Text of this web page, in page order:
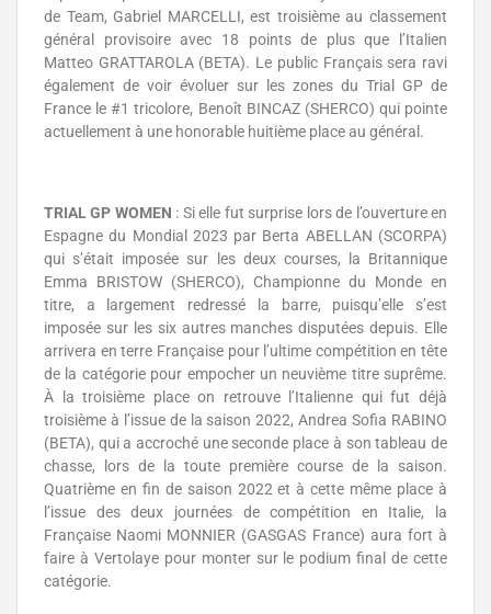
de Team, Gabriel MARCELLI, est troisième au classement
général provisoire avec 18 points de plus que l’Italien
Matteo GRATTAROLA (BETA). Le public Français sera ravi
également de voir évoluer sur les zones du Trial GP de
France le #1 tricolore, Benoît BINCAZ (SHERCO) qui pointe
actuellement à une honorable huitième place au général.
TRIAL GP WOMEN : Si elle fut surprise lors de l’ouverture en
Espagne du Mondial 2023 par Berta ABELLAN (SCORPA)
qui s’était imposée sur les deux courses, la Britannique
Emma BRISTOW (SHERCO), Championne du Monde en
titre, a largement redressé la barre, puisqu’elle s’est
imposée sur les six autres manches disputées depuis. Elle
arrivera en terre Française pour l’ultime compétition en tête
de la catégorie pour empocher un neuvième titre suprême.
À la troisième place on retrouve l’Italienne qui fut déjà
troisième à l’issue de la saison 2022, Andrea Sofia RABINO
(BETA), qui a accroché une seconde place à son tableau de
chasse, lors de la toute première course de la saison.
Quatrième en fin de saison 2022 et à cette même place à
l’issue des deux journées de compétition en Italie, la
Française Naomi MONNIER (GASGAS France) aura fort à
faire à Vertolaye pour monter sur le podium final de cette
catégorie.